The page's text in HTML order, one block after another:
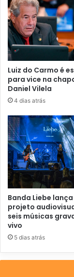
n
d
e
r
e
ç
o
d
e
e
a
i
l
Luiz do Carmo é
para vice na
Daniel Vilela
4 dias atrás
Banda Liebe
projeto
seis músicas
vivo
5 dias atrás